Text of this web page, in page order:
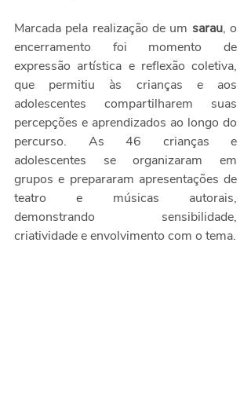
Marcada pela realização de um sarau, o
encerramento foi momento de
expressão artística e reflexão coletiva,
que permitiu às crianças e aos
adolescentes compartilharem suas
percepções e aprendizados ao longo do
percurso. As 46 crianças e
adolescentes se organizaram em
grupos e prepararam apresentações de
teatro e músicas autorais,
demonstrando sensibilidade,
criatividade e envolvimento com o tema.